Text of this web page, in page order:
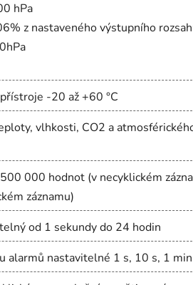
hPa
z nastaveného výstupního
-20 až +60 °C
vlhkosti, CO2 a
000 hodnot (v necyklickém
záznamu)
od 1 sekundy do 24 hodin
alarmů nastavitelné 1 s, 10 s, 1 min